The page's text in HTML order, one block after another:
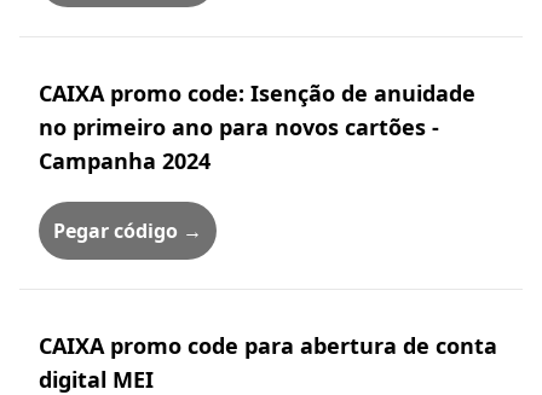
CAIXA promo code: Isenção de anuidade
no primeiro ano para novos cartões -
Campanha 2024
Pegar código →
CAIXA promo code para abertura de conta
digital MEI